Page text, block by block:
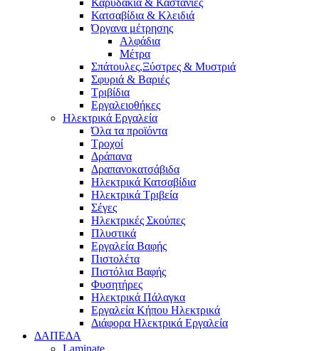
Κατσαβίδια & Κλειδιά
Όργανα μέτρησης
Αλφάδια
Μέτρα
Σπάτουλες,Ξύστρες & Μυστριά
Σφυριά & Βαριές
Τριβίδια
Εργαλειοθήκες
Ηλεκτρικά Εργαλεία
Όλα τα προϊόντα
Τροχοί
Δράπανα
Δραπανοκατσάβιδα
Ηλεκτρικά Κατσαβίδια
Ηλεκτρικά Τριβεία
Σέγες
Ηλεκτρικές Σκούπες
Πλυστικά
Εργαλεία Βαφής
Πιστολέτα
Πιστόλια Βαφής
Φυσητήρες
Ηλεκτρικά Πάλαγκα
Εργαλεία Κήπου Ηλεκτρικά
Διάφορα Ηλεκτρικά Εργαλεία
ΔΑΠΕΔΑ
Laminate